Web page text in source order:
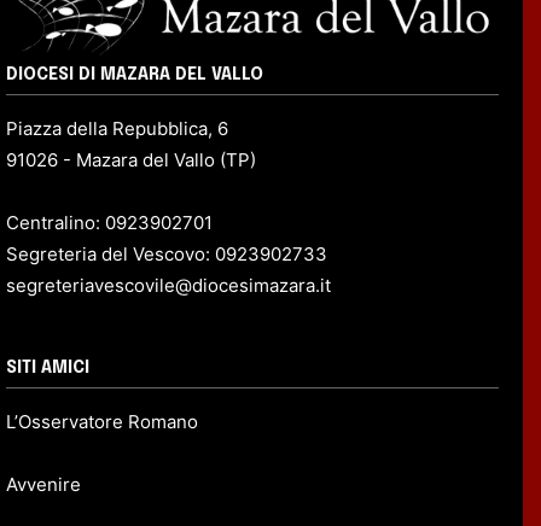
DIOCESI DI MAZARA DEL VALLO
Piazza della Repubblica, 6
91026 - Mazara del Vallo (TP)
Centralino: 0923902701
Segreteria del Vescovo: 0923902733
segreteriavescovile@diocesimazara.it
SITI AMICI
L’Osservatore Romano
Avvenire